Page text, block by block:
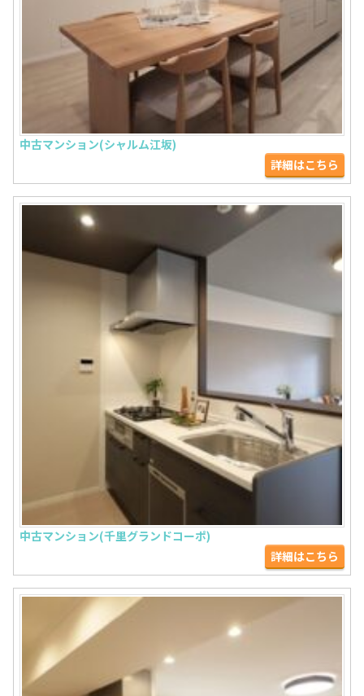
中古マンション(シャルム江坂)
詳細はこちら
中古マンション(千里グランドコーポ)
詳細はこちら